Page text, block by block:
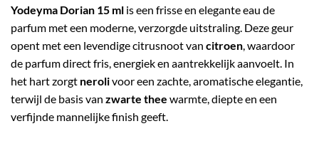
Yodeyma Dorian 15 ml is een frisse en elegante eau de
parfum met een moderne, verzorgde uitstraling. Deze geur
opent met een levendige citrusnoot van citroen , waardoor
de parfum direct fris, energiek en aantrekkelijk aanvoelt. In
het hart zorgt nerolivoor een zachte, aromatische elegantie,
terwijl de basis van zwarte thee warmte, diepte en een
verfijnde mannelijke finish geeft.